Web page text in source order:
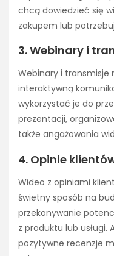
chcą dowiedzieć się
zakupem lub
3. Webinary i
Webinary i transmisje
interaktywną
wykorzystać je do
prezentacji,
także angażowania
4. Opinie
Wideo z opiniami
świetny sposób na
przekonywanie
z produktu lub
pozytywne recenzje